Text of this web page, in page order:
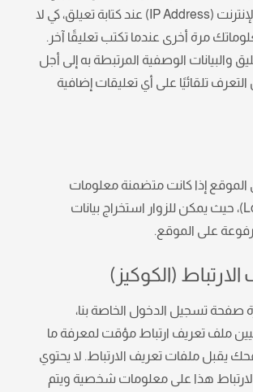
وعنوان بروتوكول الإنترنت (IP Address) عند كتابة تعيلق، كي لا
مرة أخرى عندما تكتب تعليقًا آخر.
والبيانات الوصفية المرتبطة به إلى أجل
تلقائيًا على أي تعليقات إضافية
الموقع إذا كانت متضمنة معلومات
، حيث يمكن للزوار استخراج بيانات
على الموقع.
(الكوكيز)
صفحة تسجيل الدخول الخاصة بنا،
ملف تعريف ارتباط مؤقت لمعرفة ما
يقبل ملفات تعريف الارتباط. لا يحتوي
هذا على معلومات شخصية ويتم